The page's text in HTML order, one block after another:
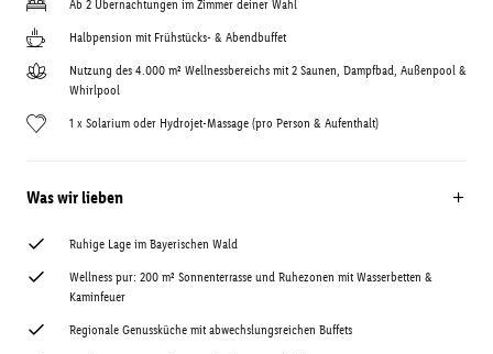
Ab 2 Übernachtungen im Zimmer deiner Wahl
Halbpension mit Frühstücks- & Abendbuffet
Nutzung des 4.000 m² Wellnessbereichs mit 2 Saunen, Dampfbad, Außenpool &
Whirlpool
1 x Solarium oder Hydrojet-Massage (pro Person & Aufenthalt)
Was wir lieben
Ruhige Lage im Bayerischen Wald
Wellness pur: 200 m² Sonnenterrasse und Ruhezonen mit Wasserbetten &
Kaminfeuer
Regionale Genussküche mit abwechslungsreichen Buffets